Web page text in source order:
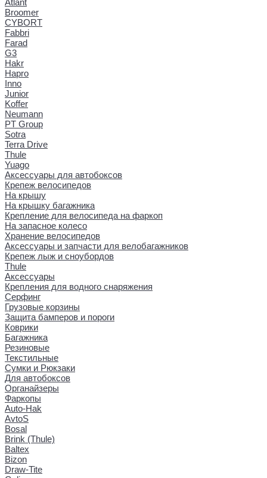
Broomer
CYBORT
Fabbri
Farad
G3
Hakr
Hapro
Inno
Junior
Koffer
Neumann
PT Group
Sotra
Terra Drive
Thule
Yuago
Аксессуары для автобоксов
Крепеж велосипедов
На крышу
На крышку багажника
Крепление для велосипеда на фаркоп
На запасное колесо
Хранение велосипедов
Аксессуары и запчасти для велобагажников
Крепеж лыж и сноубордов
Thule
Аксессуары
Крепления для водного снаряжения
Серфинг
Грузовые корзины
Защита бамперов и пороги
Коврики
Багажника
Резиновые
Текстильные
Сумки и Рюкзаки
Для автобоксов
Органайзеры
Фаркопы
Auto-Hak
AvtoS
Bosal
Brink (Thule)
Baltex
Bizon
Draw-Tite